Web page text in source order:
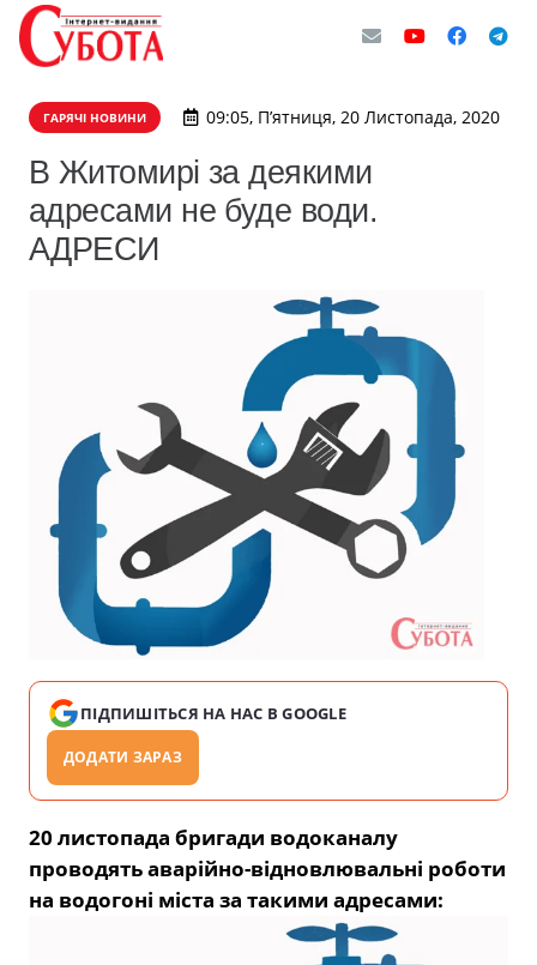
ГАРЯЧІ НОВИНИ 09:05, П’ятниця, 20 Листопада, 2020
В Житомирі за деякими
адресами не буде води.
АДРЕСИ
ПІДПИШІТЬСЯ НА НАС В GOOGLE
ДОДАТИ ЗАРАЗ
20 листопада бригади водоканалу
проводять аварійно-відновлювальні роботи
на водогоні міста за такими адресами: